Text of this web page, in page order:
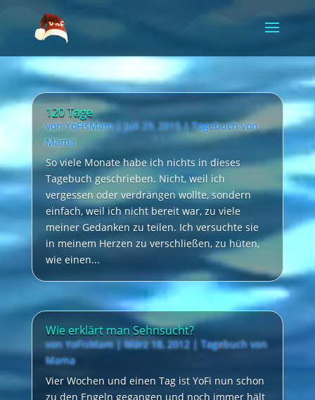
120 Tage
vonYoFisMam|Juli 29, 2015|Tagebuch von
Mama
So viele Monate habe ich nichts in dieses
Tagebuch geschrieben. Nicht, weil ich
vergessen oder verdrängen wollte, sondern
einfach, weil ich nicht bereit war, zu viele
meiner Gedanken zu teilen. Ich versuchte sie
in meinem Herzen zu verschließen, zu hüten,
wie einen...
Wie erklärt man Sehnsucht?
vonYoFisMam|März 18, 2012| Tagebuch von
Mama
Vier Wochen und einen Tag ist YoFi nun schon
zu den Engeln gegangen und noch immer hält